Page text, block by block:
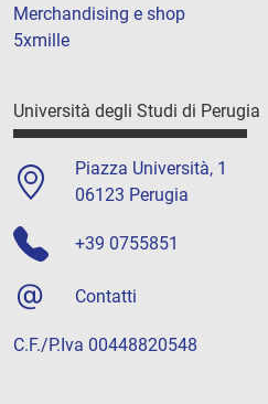
Merchandising e shop
5xmille
Università degli Studi di Perugia
Piazza Università, 1
06123 Perugia
+39 0755851
Contatti
C.F./P.Iva 00448820548